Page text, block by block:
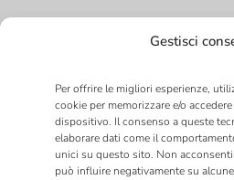
Gestisci
Per offrire le migliori esperienze,
cookie per memorizzare e/o
dispositivo. Il consenso a queste
elaborare dati come il
unici su questo sito. Non
può influire negativamente su